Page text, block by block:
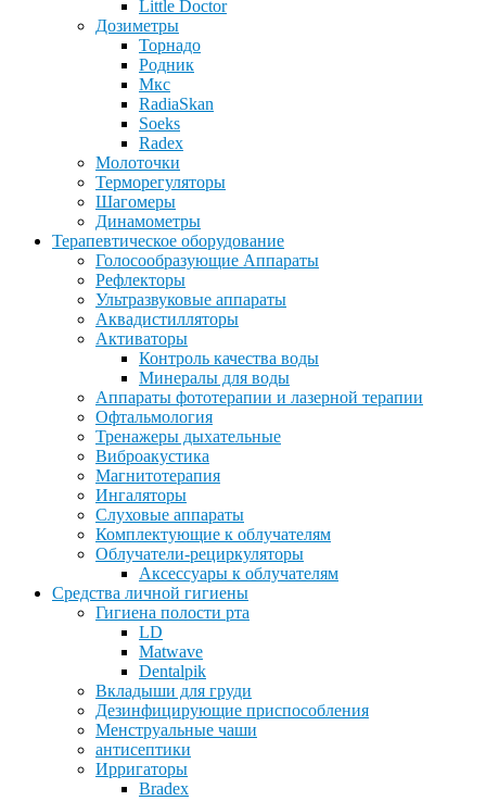
Little Doctor
Дозиметры
Торнадо
Родник
Мкс
RadiaSkan
Soeks
Radex
Молоточки
Терморегуляторы
Шагомеры
Динамометры
Терапевтическое оборудование
Голосообразующие Аппараты
Рефлекторы
Ультразвуковые аппараты
Аквадистилляторы
Активаторы
Контроль качества воды
Минералы для воды
Аппараты фототерапии и лазерной терапии
Офтальмология
Тренажеры дыхательные
Виброакустика
Магнитотерапия
Ингаляторы
Слуховые аппараты
Комплектующие к облучателям
Облучатели-рециркуляторы
Аксессуары к облучателям
Средства личной гигиены
Гигиена полости рта
LD
Matwave
Dentalpik
Вкладыши для груди
Дезинфицирующие приспособления
Менструальные чаши
антисептики
Ирригаторы
Bradex